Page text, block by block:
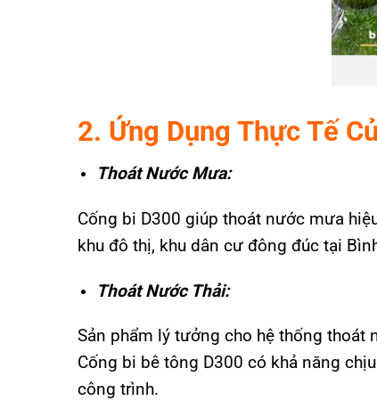
2. Ứng Dụng Thực Tế
Thoát Nước Mưa:
Cống bi D300 giúp thoát nước mưa
khu đô thị, khu dân cư đông đúc tại
Thoát Nước Thải:
Sản phẩm lý tưởng cho hệ thống thoát
Cống bi bê tông D300 có khả năng
công trình.